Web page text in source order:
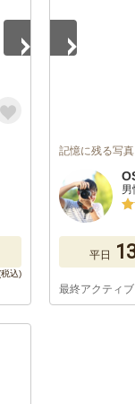
記憶に残る写
平日
最終アクティ